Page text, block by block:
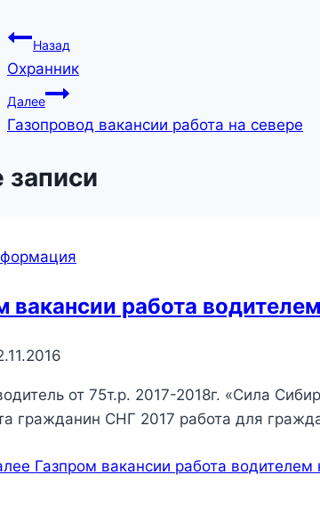
Назад
Охранник
Далее
Газопровод вакансии работа на севере
вакансии работа
от 75т.р. 2017-2018г. «Сила
гражданин СНГ 2017 работа для
Газпром вакансии работа водителем